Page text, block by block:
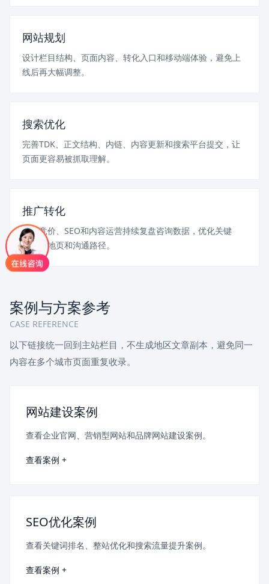
网站规划
设计栏目结构、页面内容、转化入口和移动端体验，避免上
线后再大幅调整。
搜索优化
完善TDK、正文结构、内链、内容更新和搜索平台提交，让
页面更容易被抓取理解。
推广转化
结合竞价、SEO和内容运营持续复盘咨询数据，优化关键
词、落地页和沟通路径。
案例与方案参考
CASE REFERENCE
以下链接统一回到主站栏目，不生成地区文章副本，避免同一
内容在多个城市页面重复收录。
网站建设案例
查看企业官网、营销型网站和品牌网站建设案例。
查看案例 +
SEO优化案例
查看关键词排名、整站优化和搜索流量提升案例。
查看案例 +